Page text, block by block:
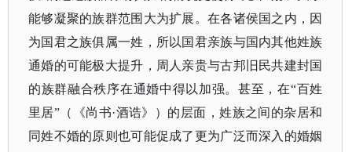
能够凝聚的族群范围大为扩展。在各诸侯国之内，因
为国君之族俱属一姓，所以国君亲族与国内其他姓族
通婚的可能极大提升，周人亲贵与古邦旧民共建封国
的族群融合秩序在通婚中得以加强。甚至，在“百姓
里居”（《尚书·酒诰》）的层面，姓族之间的杂居和
同姓不婚的原则也可能促成了更为广泛而深入的婚姻